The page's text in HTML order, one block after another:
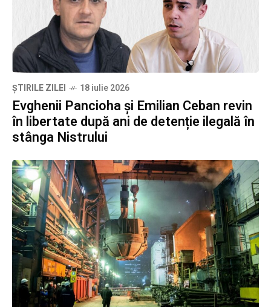
ȘTIRILE ZILEI 18 iulie 2026
Evghenii Pancioha și Emilian Ceban revin
în libertate după ani de detenție ilegală în
stânga Nistrului